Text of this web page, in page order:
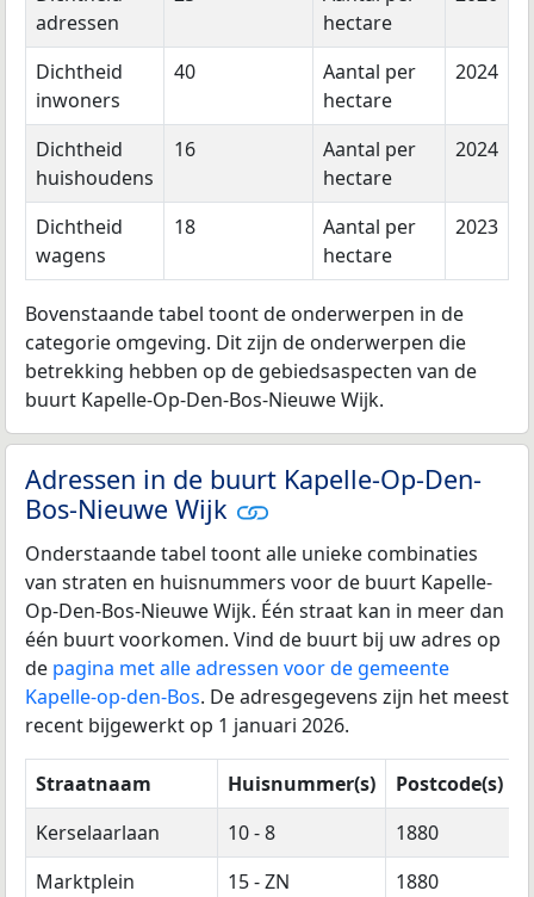
adressen
hectare
Dichtheid
inwoners
40
Aantal per
hectare
2024
Dichtheid
huishoudens
16
Aantal per
hectare
2024
Dichtheid
wagens
18
Aantal per
hectare
2023
Bovenstaande tabel toont de onderwerpen in de
categorie omgeving. Dit zijn de onderwerpen die
betrekking hebben op de gebiedsaspecten van de
buurt Kapelle-Op-Den-Bos-Nieuwe Wijk.
Adressen in de buurt Kapelle-Op-Den-
Bos-Nieuwe Wijk
Onderstaande tabel toont alle unieke combinaties
van straten en huisnummers voor de buurt Kapelle-
Op-Den-Bos-Nieuwe Wijk. Één straat kan in meer dan
één buurt voorkomen. Vind de buurt bij uw adres op
de pagina met alle adressen voor de gemeente
Kapelle-op-den-Bos. De adresgegevens zijn het meest
recent bijgewerkt op 1 januari 2026.
Straatnaam Huisnummer(s)
Postcode(s)
Kerselaarlaan
10 - 8
1880
Marktplein
15 - ZN
1880